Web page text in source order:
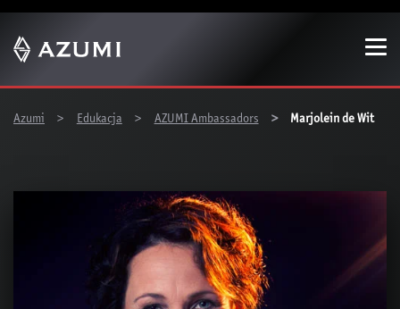
Azumi
Edukacja AZUMI Ambassadors Marjolein de Wit